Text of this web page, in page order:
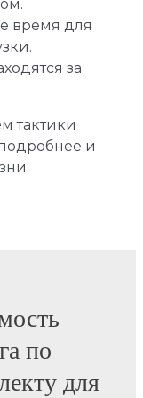
время для
за
тактики
и
по
для